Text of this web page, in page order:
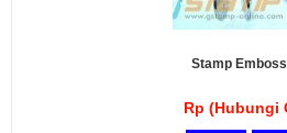
Stamp
Rp (Hubungi